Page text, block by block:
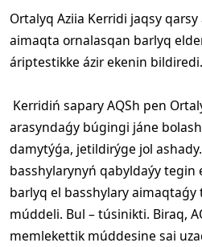
Ortalyq Aziia Kerridi jaqsy
aimaqta ornalasqan barlyq
áriptestikke ázir ekenin
Kerridiń sapary AQSh pen
arasyndaǵy búgingi jáne
damytýǵa, jetildirýge jol
basshylarynyń qabyldaýy tegin
barlyq el basshylary
múddeli. Bul – túsinikti. Biraq,
memlekettik múddesine sai